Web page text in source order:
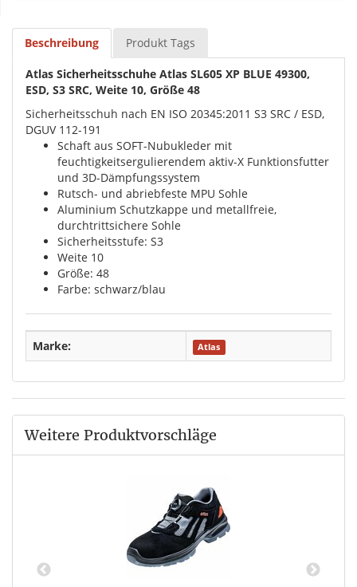
Beschreibung Produkt Tags
Atlas Sicherheitsschuhe Atlas SL605 XP BLUE 49300,
ESD, S3 SRC, Weite 10, Größe 48
Sicherheitsschuh nach EN ISO 20345:2011 S3 SRC / ESD,
DGUV 112-191
Schaft aus SOFT-Nubukleder mit
feuchtigkeitsergulierendem aktiv-X Funktionsfutter
und 3D-Dämpfungssystem
Rutsch- und abriebfeste MPU Sohle
Aluminium Schutzkappe und metallfreie,
durchtrittsichere Sohle
Sicherheitsstufe: S3
Weite 10
Größe: 48
Farbe: schwarz/blau
Marke: Atlas
Weitere Produktvorschläge